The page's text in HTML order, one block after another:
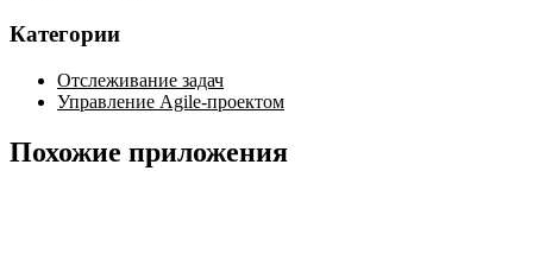
Категории
Отслеживание задач
Управление Agile-проектом
Похожие приложения